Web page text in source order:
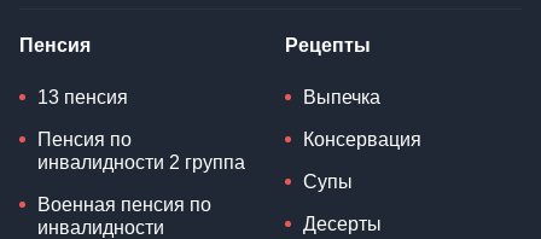
Пенсия
13 пенсия
Пенсия по
инвалидности 2 группа
Военная пенсия по
инвалидности
Рецепты
Выпечка
Консервация
Супы
Десерты